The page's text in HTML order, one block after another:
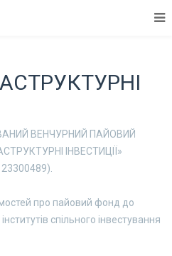
ВЕНЧУРНИЙ ПАЙОВИЙ
ІНВЕСТИЦІЇ»
про пайовий фонд до
спільного інвестування